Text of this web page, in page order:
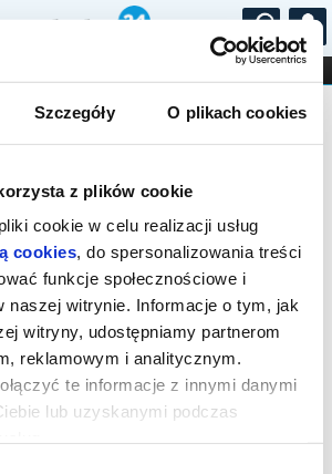
Szczegóły O plikach cookies
z plików cookie
cookie w celu realizacji usług
cookies, do spersonalizowania treści
funkcje społecznościowe i
naszej witrynie. Informacje o tym, jak
witryny, udostępniamy partnerom
reklamowym i analitycznym.
te informacje z innymi danymi
lub uzyskanymi podczas
...
OPERA I BALET
STAND-UP
na wydarzenie została
o dostępność